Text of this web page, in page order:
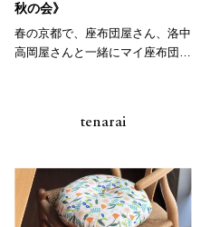
秋の会》
春の京都で、座布団屋さん、洛中
高岡屋さんと一緒にマイ座布団づ
tenarai